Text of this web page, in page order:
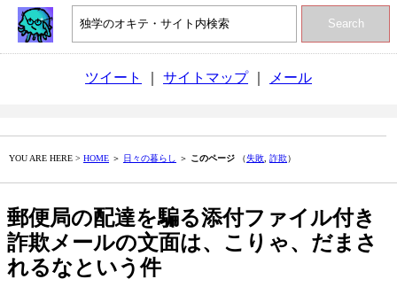
Search
ツイート サイトマップ｜ メール
YOU ARE HERE > HOME ＞ 日々の暮らし ＞ このページ （失敗 詐欺）
郵便局の配達を騙る添付ファイル付き
詐欺メールの文面は、こりゃ、だまさ
れるなという件